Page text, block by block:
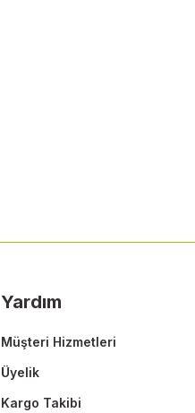
Yardım
Müşteri Hizmetleri
Üyelik
Kargo Takibi